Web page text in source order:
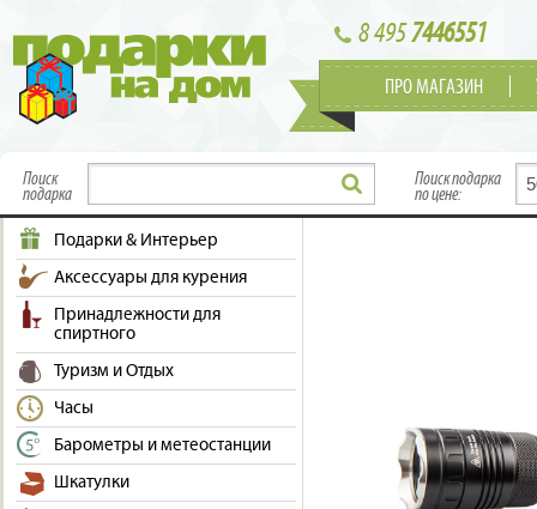
8 4957446551
ПРО МАГАЗИН
Поиск
подарка
Поиск подарка
по цене:
Подарки & Интерьер
Аксессуары для курения
Принадлежности для
спиртного
Туризм и Отдых
Часы
Барометры и метеостанции
Шкатулки